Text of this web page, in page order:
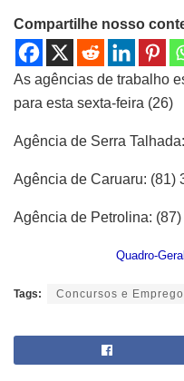
Compartilhe nosso
As agências de trabalho
para esta sexta-feira (26)
Agência de Serra
Agência de Caruaru: (81)
Agência de Petrolina:
Quadro-
Tags: Concursos e